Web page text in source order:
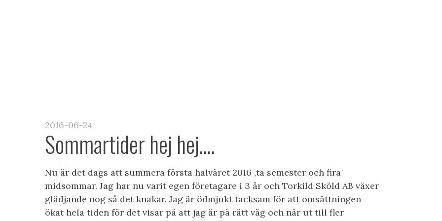
2016-06-24
Sommartider hej hej….
Nu är det dags att summera första halvåret 2016 ,ta semester och fira
midsommar. Jag har nu varit egen företagare i 3 år och Torkild Sköld AB växer
glädjande nog så det knakar. Jag är ödmjukt tacksam för att omsättningen
ökat hela tiden för det visar på att jag är på rätt väg och når ut till fler